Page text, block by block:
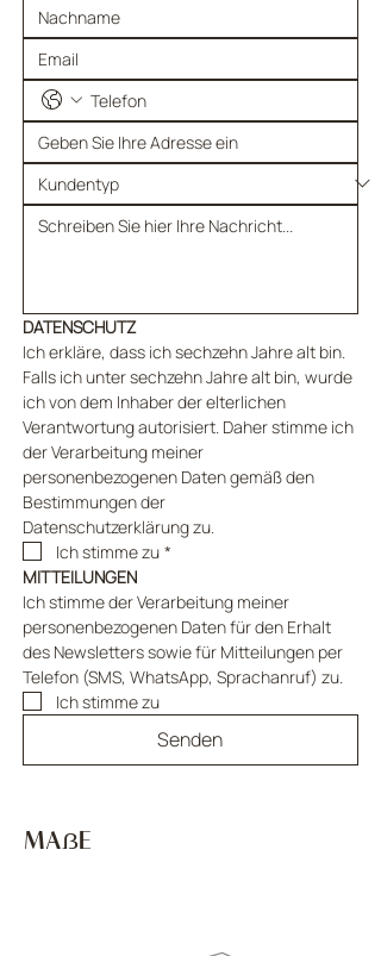
DATENSCHUTZ
Ich erkläre, dass ich sechzehn Jahre alt bin.
Falls ich unter sechzehn Jahre alt bin, wurde
ich von dem Inhaber der elterlichen
Verantwortung autorisiert. Daher stimme ich
der Verarbeitung meiner
personenbezogenen Daten gemäß den
Bestimmungen der
Datenschutzerklärung zu.
Ich stimme zu *
MITTEILUNGEN
Ich stimme der Verarbeitung meiner
personenbezogenen Daten für den Erhalt
des Newsletters sowie für Mitteilungen per
Telefon (SMS, WhatsApp, Sprachanruf) zu.
Ich stimme zu
Senden
MAẞE